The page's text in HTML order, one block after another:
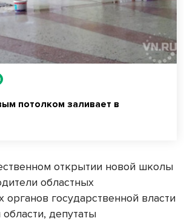
потолком заливает в
открытии новой школы
областных
органов государственной власти
депутаты